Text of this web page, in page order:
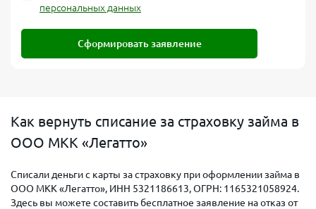
персональных данных
Сформировать заявление
Как вернуть списание за страховку займа в
ООО МКК «Легатто»
Списали деньги с карты за страховку при оформлении займа в
ООО МКК «Легатто», ИНН 5321186613, ОГРН: 1165321058924.
Здесь вы можете составить бесплатное заявление на отказ от